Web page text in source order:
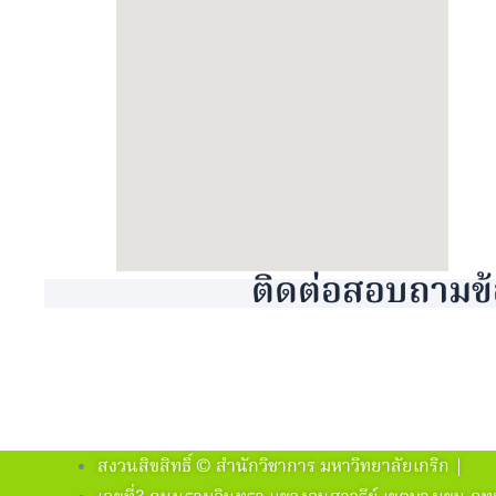
ติดต่อสอบถาม
สงวนสิขสิทธิ์ © สำนักวิชาการ มหาวิทยาลัยเกริก |